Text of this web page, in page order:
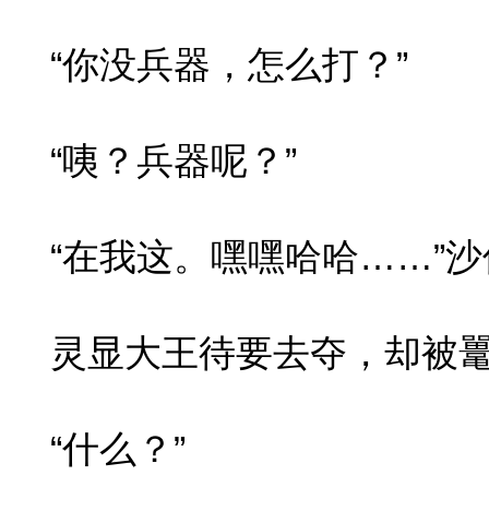
“你没兵器，怎么打？”
“咦？兵器呢？”
“在我这。嘿嘿哈哈……”沙
灵显大王待要去夺，却被
“什么？”